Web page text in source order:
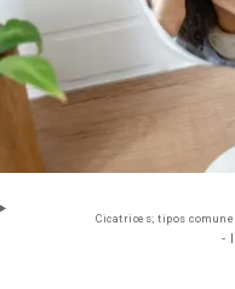
Cicatrices; tipos
-